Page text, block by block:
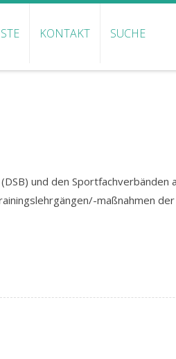
KONTAKT SUCHE
und den Sportfachverbänden
maßnahmen